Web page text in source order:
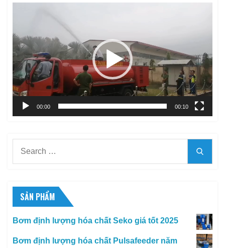
Video
00:00 00:10
SẢN PHẨM
Bơm định lượng hóa chất Seko giá tốt 2025
Bơm định lượng hóa chất Pulsafeeder năm